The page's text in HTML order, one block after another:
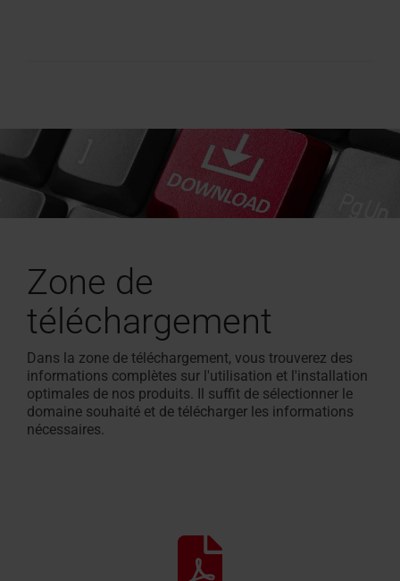
Zone de
téléchargement
Dans la zone de téléchargement, vous trouverez des
informations complètes sur l'utilisation et l'installation
optimales de nos produits. Il suffit de sélectionner le
domaine souhaité et de télécharger les informations
nécessaires.